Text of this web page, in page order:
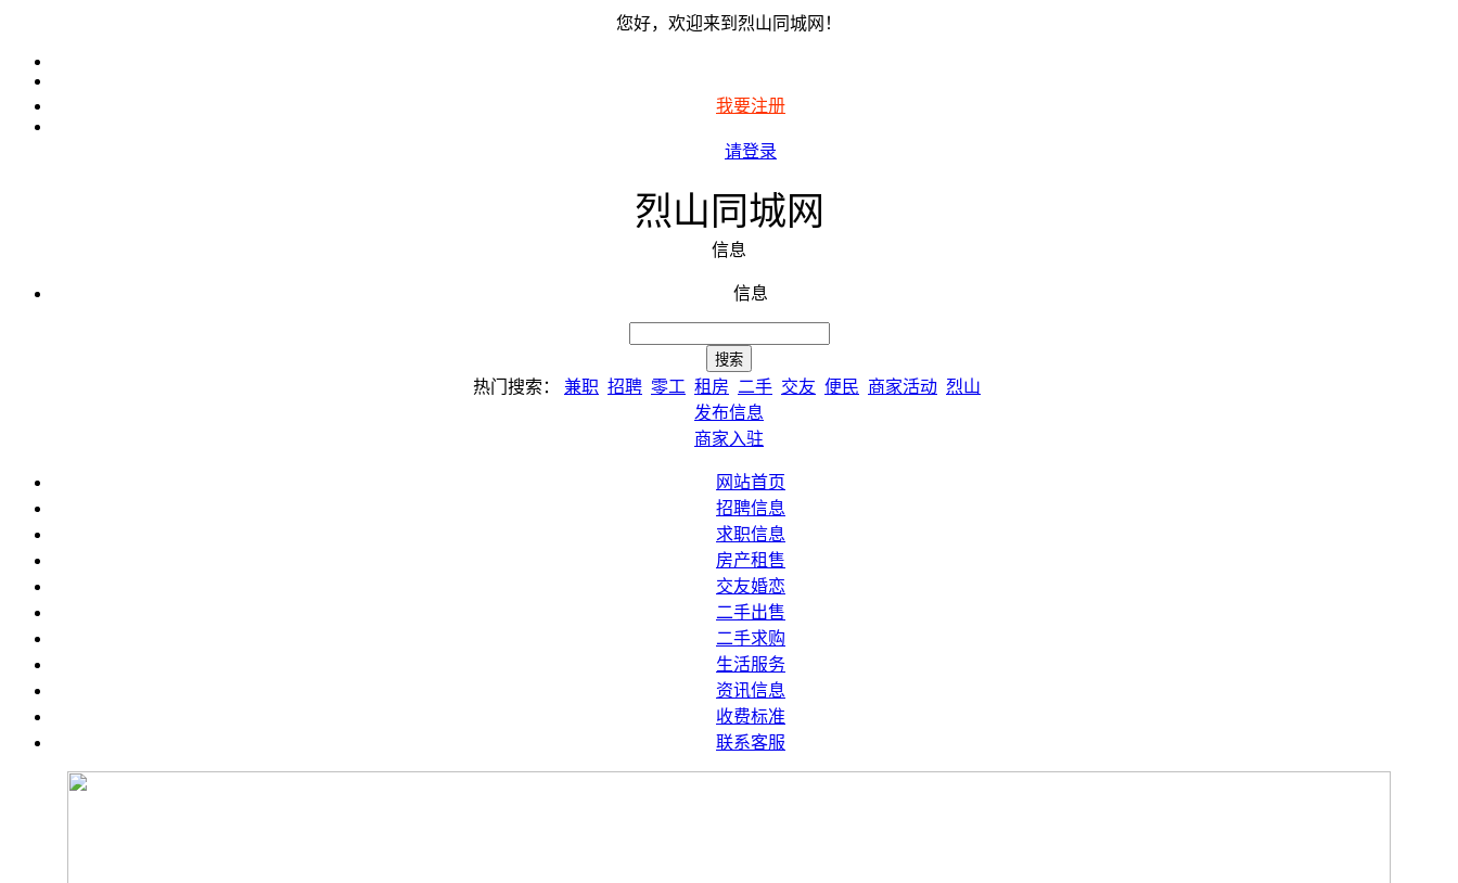
您好，欢迎来到烈山同城网！
我要注册
请登录
烈山同城网
信息
信息
热门搜索： 兼职 招聘 零工 租房 二手 交友 便民 商家活动 烈山
发布信息
商家入驻
网站首页
招聘信息
求职信息
房产租售
交友婚恋
二手出售
二手求购
生活服务
资讯信息
收费标准
联系客服